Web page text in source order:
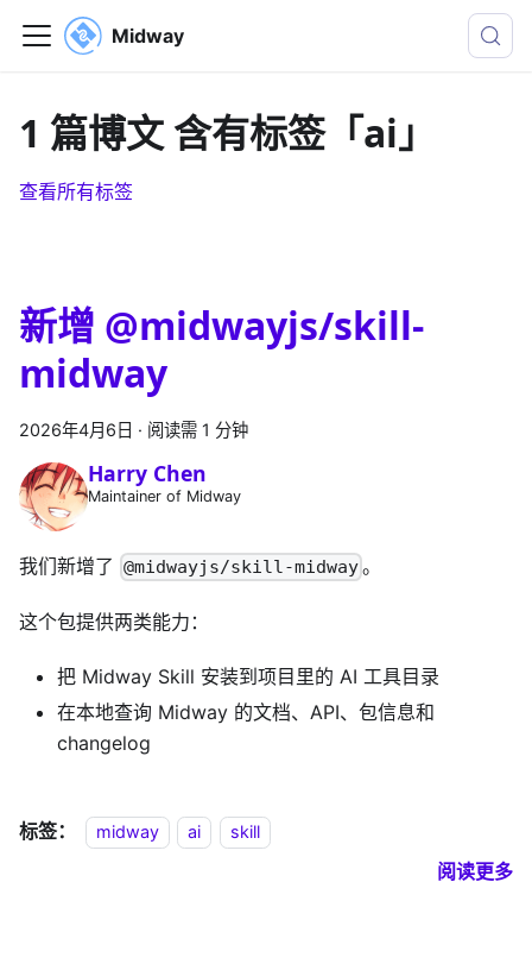
Midway
1 篇博文 含有标签「ai」
查看所有标签
新增 @midwayjs/skill-
midway
2026年4月6日 · 阅读需 1 分钟
Harry Chen
Maintainer of Midway
我们新增了 @midwayjs/skill-midway。
这个包提供两类能力：
把 Midway Skill 安装到项目里的 AI 工具目录
在本地查询 Midway 的文档、API、包信息和
changelog
标签： midway ai skill
阅读更多